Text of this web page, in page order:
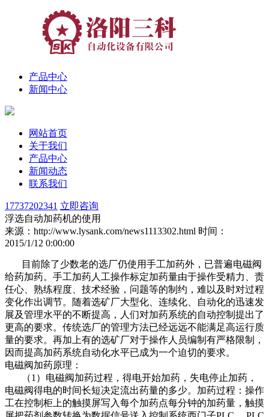
产品中心
新闻中心
网站首页
关于我们
产品中心
新闻动态
联系我们
17737202341 立即咨询
浮选自动加药机的使用
来源：http://www.lysank.com/news1113302.html 时间：
2015/1/12 0:00:00
目前除了少数老的选厂仍使用手工加药外，已普遍电磁阀
给药加药。手工加药人工操作标定加药量由于操作受精力、责
任心、熟练程度、技术经验，问题等的制约，难以及时对过程
变化作出调节。随着选矿厂大型化、连续化、自动化的迅速发
展及管理水平的不断提高，人们对加药系统的自动控制提出了
更高的要求。传统选厂的管理方法已经远远不能满足高运行质
量的要求。再加上有的选矿厂对于操作人员编制有严格限制，
因而提高加药系统自动化水平已成为一个迫切的要求。
电磁阀加药原理：
（1）电磁阀加药过程，得电开始加药，失电停止加药，
电磁阀得电的时间长短决定流出药量的多少。加药过程：操作
工在控制柜上的触摸屏写入每个加药点每分钟的加药量，触摸